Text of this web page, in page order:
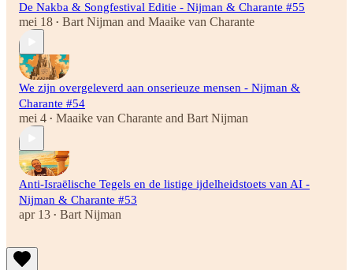
De Nakba & Songfestival Editie - Nijman & Charante #55
mei 18 • Bart Nijman and Maaike van Charante
We zijn overgeleverd aan onserieuze mensen - Nijman &
Charante #54
mei 4 • Maaike van Charante and Bart Nijman
Anti-Israëlische Tegels en de listige ijdelheidstoets van AI -
Nijman & Charante #53
apr 13 • Bart Nijman